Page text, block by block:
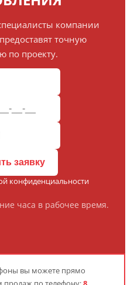
компании
точную
по проекту.
заявку
конфиденциальности
часа в рабочее время.
вы можете прямо